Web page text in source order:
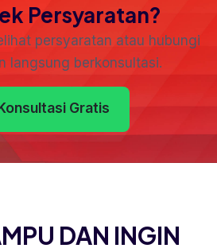
Persyaratan?
persyaratan atau hubungi
langsung berkonsultasi.
Gratis
DAN INGIN